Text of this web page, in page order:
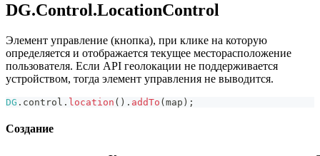
DG.Control.LocationControl
Элемент управление (кнопка), при клике на которую
определяется и отображается текущее месторасположение
пользователя. Если API геолокации не поддерживается
устройством, тогда элемент управления не выводится.
DG . control . location ( ) . addTo ( map ) ;
Создание